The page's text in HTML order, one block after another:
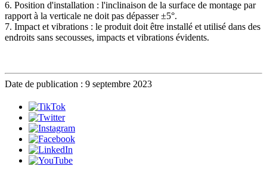
6. Position d'installation : l'inclinaison de la surface de montage par
rapport à la verticale ne doit pas dépasser ±5°.
7. Impact et vibrations : le produit doit être installé et utilisé dans des
endroits sans secousses, impacts et vibrations évidents.
Date de publication : 9 septembre 2023